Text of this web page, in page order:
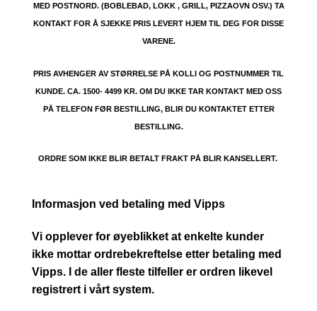
MED POSTNORD. (BOBLEBAD, LOKK , GRILL, PIZZAOVN OSV.) TA
KONTAKT FOR Å SJEKKE PRIS LEVERT HJEM TIL DEG FOR DISSE
VARENE.
PRIS AVHENGER AV STØRRELSE PÅ KOLLI OG POSTNUMMER TIL
KUNDE. CA. 1500- 4499 KR. OM DU IKKE TAR KONTAKT MED OSS
PÅ TELEFON FØR BESTILLING, BLIR DU KONTAKTET ETTER
BESTILLING.
ORDRE SOM IKKE BLIR BETALT FRAKT PÅ BLIR KANSELLERT.
Informasjon ved betaling med Vipps
Vi opplever for øyeblikket at enkelte kunder
ikke mottar ordrebekreftelse etter betaling med
Vipps. I de aller fleste tilfeller er ordren likevel
registrert i vårt system.